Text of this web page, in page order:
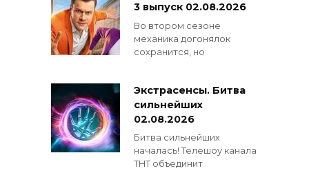
3 выпуск 02.08.2026
Во втором сезоне
механика догонялок
сохранится, но
Экстрасенсы. Битва
сильнейших
02.08.2026
Битва сильнейших
началась! Телешоу канала
ТНТ объединит